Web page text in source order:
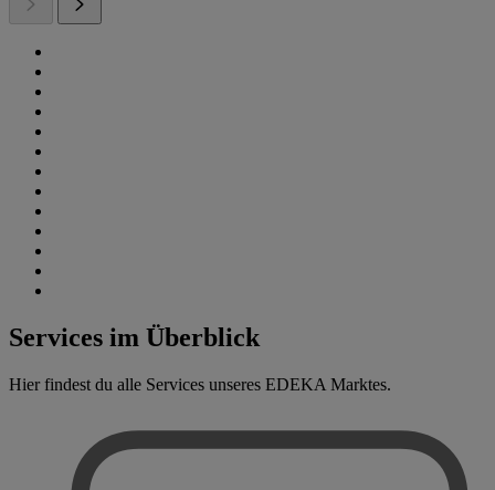
Services im Überblick
Hier findest du alle Services unseres EDEKA Marktes.